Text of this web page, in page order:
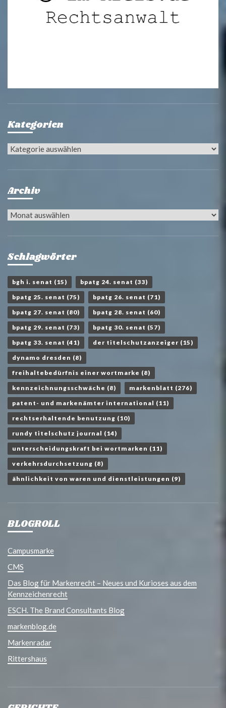
Kategorien
Kategorien
Archiv
Archiv
Schlagwörter
bgh i. senat (15) bpatg 24. senat (33)
bpatg 25. senat (75) bpatg 26. senat (71)
bpatg 27. senat (80) bpatg 28. senat (60)
bpatg 29. senat (73) bpatg 30. senat (57)
bpatg 33. senat (41) der titelschutzanzeiger (15)
dynamo dresden (8)
freihaltebedürfnis einer wortmarke (8)
kennzeichnungsschwäche (8) markenblatt (276)
patent- und markenämter international (11)
rechtserhaltende benutzung (10)
rundy titelschutz journal (14)
unterscheidungskraft bei wortmarken (11)
verkehrsdurchsetzung (8)
ähnlichkeit von waren und dienstleistungen (9)
BLOGROLL
Campusmarke
CMS
Das Blog für Markenrecht – Neues und Kurioses aus dem
Kennzeichenrecht
ESCH. The Brand Consultants Blog
markenblog.de
Markenradar
Rittershaus